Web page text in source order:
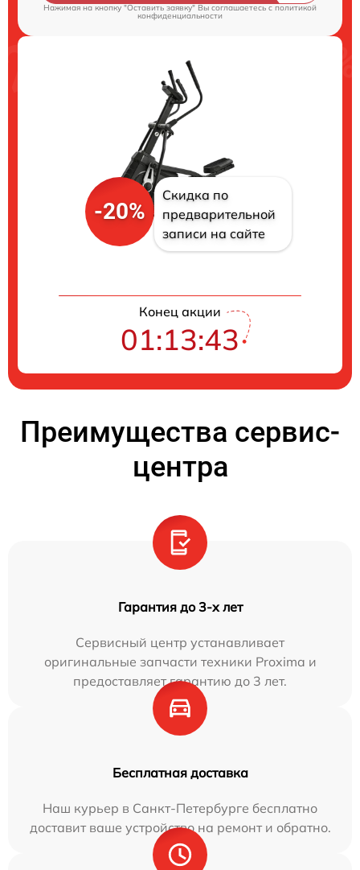
Нажимая на кнопку "Оставить заявку" Вы соглашаетесь cполитикой
конфиденциальности
-20%
Скидка по
предварительной
записи на сайте
Конец акции
01:13:43
Преимущества сервис-
центра
Гарантия до 3-х лет
Сервисный центр устанавливает
оригинальные запчасти техники Proxima и
предоставляет гарантию до 3 лет.
Бесплатная доставка
Наш курьер в Санкт-Петербурге бесплатно
доставит ваше устройство на ремонт и обратно.